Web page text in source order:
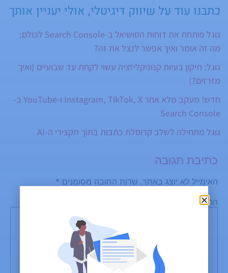
כתבנו עוד על שיווק דיגיטלי, אולי יעניין אותך
גוגל פותחת את דוחות הסושיאל ב-Search Console לכולם:
מה זה אומר ואיך אפשר לנצל את זה?
גוגל: תיקון בעיות קנוניקליזציה עשוי לקחת עד שבועיים (ואיך
מזרזים?)
חדש! מעקב מלא אחר Instagram, TikTok, X ו-YouTube ב-
Search Console
גוגל מתחילה לשלב קרוסלת כתבות בתוך תקצירי ה-AI
כתיבת תגובה
האימייל לא יוצג באתר. שדות החובה מסומנים *
התגובה שלך